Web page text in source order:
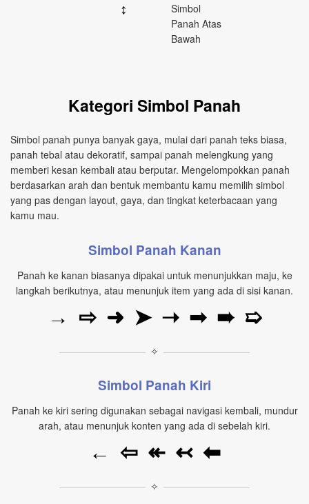
↕
Simbol
Panah Atas
Bawah
Kategori Simbol Panah
Simbol panah punya banyak gaya, mulai dari panah teks biasa,
panah tebal atau dekoratif, sampai panah melengkung yang
memberi kesan kembali atau berputar. Mengelompokkan panah
berdasarkan arah dan bentuk membantu kamu memilih simbol
yang pas dengan layout, gaya, dan tingkat keterbacaan yang
kamu mau.
Simbol Panah Kanan
Panah ke kanan biasanya dipakai untuk menunjukkan maju, ke
langkah berikutnya, atau menunjuk item yang ada di sisi kanan.
→ ⇨ ➜ ➤ ➝ ➟ ➠ ➯
✧
Simbol Panah Kiri
Panah ke kiri sering digunakan sebagai navigasi kembali, mundur
arah, atau menunjuk konten yang ada di sebelah kiri.
← ⇦ ↞ ↢ ⬅
✧